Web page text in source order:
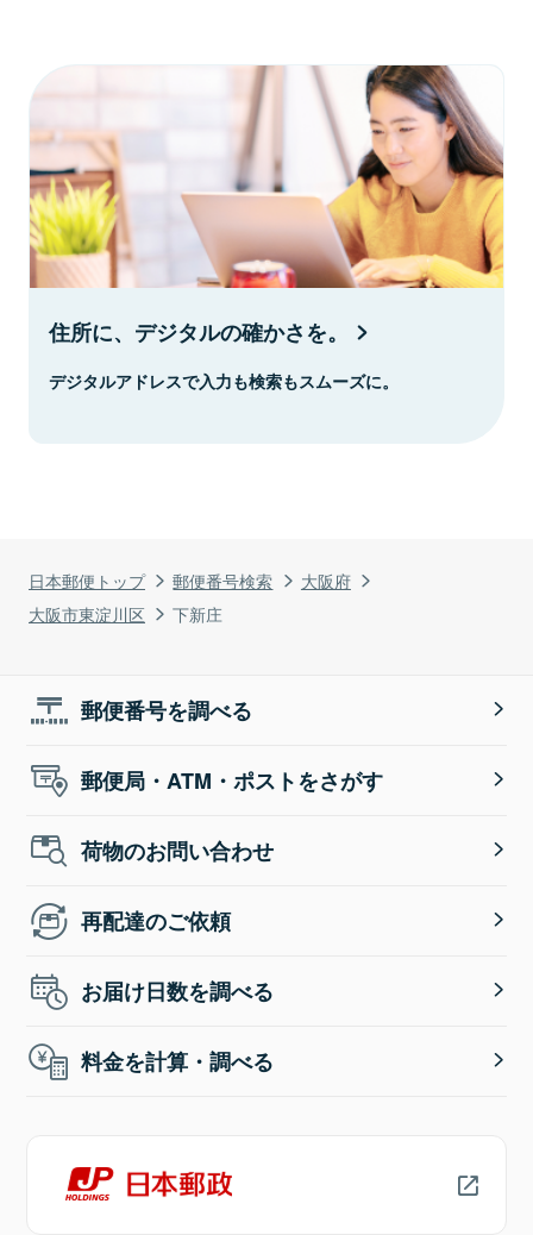
日本郵便トップ 郵便番号検索
大阪府
大阪市東淀川区
下新庄
住所に、デジタルの確かさを。
デジタルアドレスで入力も検索もスムーズに。
郵便番号を調べる
郵便局・ATM・ポストをさがす
荷物のお問い合わせ
再配達のご依頼
お届け日数を調べる
料金を計算・調べる